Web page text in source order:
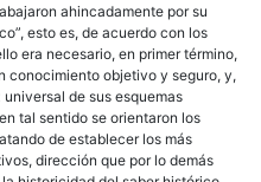
ahincadamente por su
esto es, de acuerdo con los
era necesario, en primer término,
conocimiento objetivo y seguro, y,
de sus esquemas
tal sentido se orientaron los
de establecer los más
dirección que por lo demás